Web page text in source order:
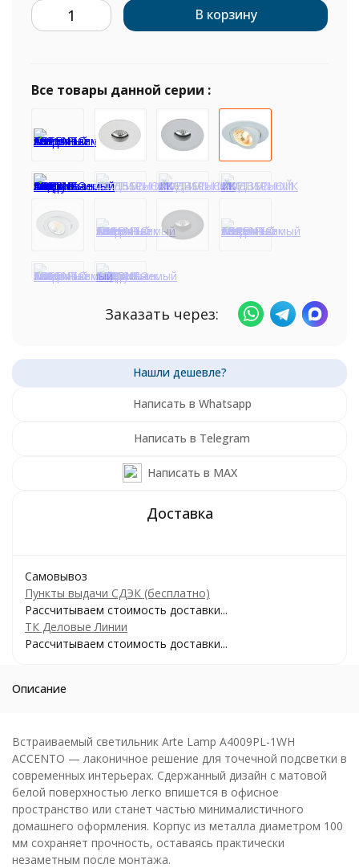
В корзину
Все товары данной серии :
Заказать через:
Написать в Whatsapp
Написать в Telegram
Написать в MAX
Самовывоз
Пункты выдачи СДЭК (бесплатно)
Рассчитываем стоимость доставки...
ТК Деловые Линии
Рассчитываем стоимость доставки...
Описание
Встраиваемый светильник Arte Lamp A4009PL-1WH
ACCENTO — лаконичное решение для точечной подсветки в
современных интерьерах. Сдержанный дизайн с матовой
белой поверхностью легко впишется в офисное
пространство или станет частью минималистичного
домашнего оформления. Корпус из металла диаметром 100
мм сохраняет прочность, оставаясь практически
незаметным после монтажа.